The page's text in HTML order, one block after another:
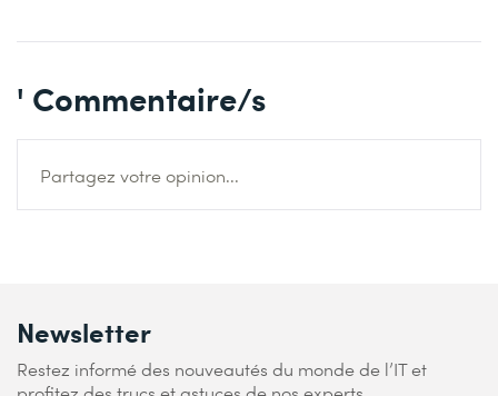
' Commentaire/s
Partagez votre opinion...
Newsletter
Restez informé des nouveautés du monde de l’IT et